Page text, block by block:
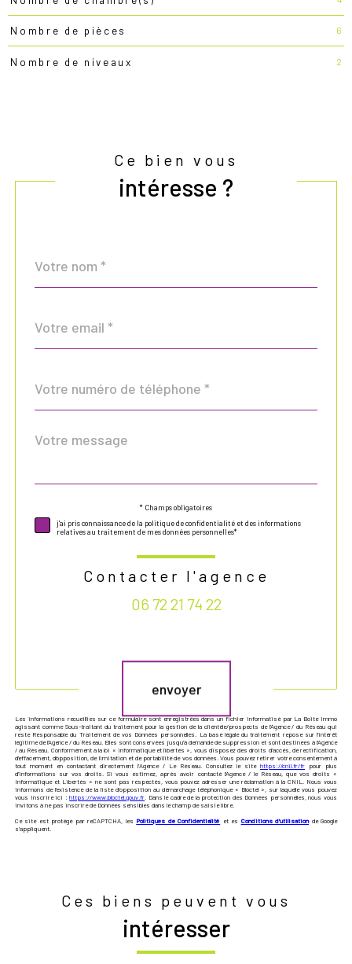
Nombre de pièces 6
Nombre de niveaux 2
Ce bien vous
intéresse ?
par
*
*
*
Fieldset
Message
*
* Champs obligatoires
j'ai pris connaissance de la politique de confidentialité et des informations
relatives au traitement de mes données personnelles*
Contacter l'agence
06 72 21 74 22
envoyer
Les informations recueillies sur ce formulaire sont enregistrées dans un fichier informatisé par La Boite Immo
agissant comme Sous-traitant du traitement pour la gestion de la clientèle/prospects de l'Agence / du Réseau qui
reste Responsable du Traitement de vos Données personnelles. La base légale du traitement repose sur l'intérêt
légitime de l'Agence / du Réseau. Elles sont conservées jusqu'à demande de suppression et sont destinées à l'Agence
/ au Réseau. Conformément à la loi « informatique et libertés », vous disposez des droits d’accès, de rectification,
d’effacement, d’opposition, de limitation et de portabilité de vos données. Vous pouvez retirer votre consentement à
tout moment en contactant directement l’Agence / Le Réseau. Consultez le site https://cnil.fr/fr pour plus
d’informations sur vos droits. Si vous estimez, après avoir contacté l'Agence / le Réseau, que vos droits «
Informatique et Libertés » ne sont pas respectés, vous pouvez adresser une réclamation à la CNIL. Nous vous
informons de l’existence de la liste d'opposition au démarchage téléphonique « Bloctel », sur laquelle vous pouvez
vous inscrire ici :https://www.bloctel.gouv.fr. Dans le cadre de la protection des Données personnelles, nous vous
invitons à ne pas inscrire de Données sensibles dans le champ de saisie libre.
Ce site est protégé par reCAPTCHA, les Politiques de Confidentialité et es Conditions d'utilisationde Google
s'appliquent.
Ces biens peuvent vous
intéresser